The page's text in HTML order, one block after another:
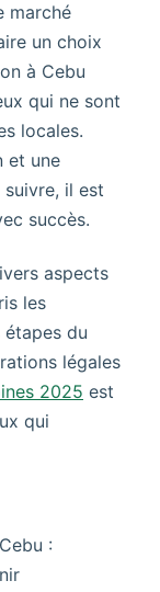
marché
un choix
à Cebu
qui ne sont
locales.
et une
il est
succès.
aspects
les
du
légales
2025 est
qui
: